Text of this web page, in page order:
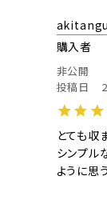
購入者
非公開
投稿日
とても収
シンプル
ように思う